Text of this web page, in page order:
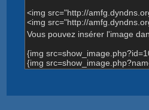
<img src="http://
<img src="http://
Vous pouvez insérer l'image
{img
{img